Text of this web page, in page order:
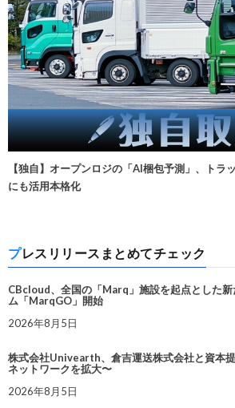
【独自】オープンロジの「AI梱包予測」、トラ
にも活用本格化
プレスリリースまとめてチェック
CBcloud、全国の「Marq」施設を起点とした
ム「MarqGO」開始
2026年8月5日
株式会社Univearth、倉吉運送株式会社と資本
ネットワークを拡大〜
2026年8月5日